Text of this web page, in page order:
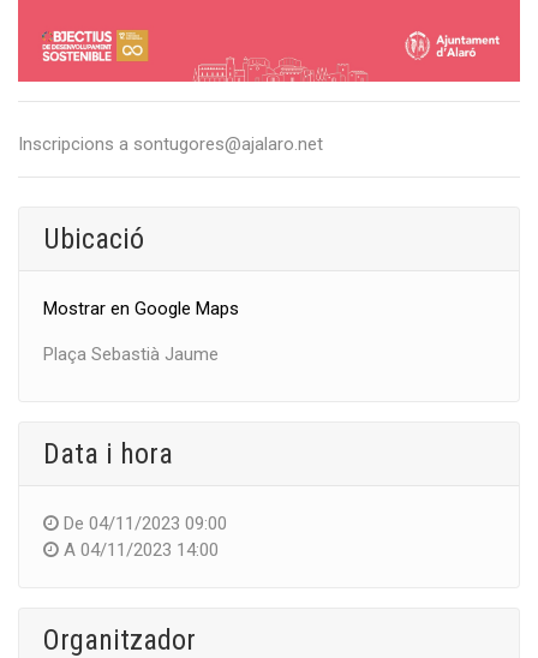
Inscripcions a sontugores@ajalaro.net
Ubicació
Mostrar en Google Maps
Plaça Sebastià Jaume
Data i hora
De 04/11/2023 09:00
A 04/11/2023 14:00
Organitzador